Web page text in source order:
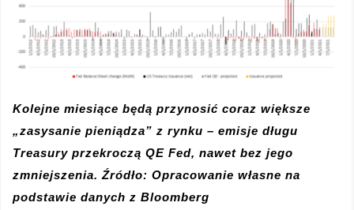
Kolejne miesiące będą przynosić coraz większe
„zasysanie pieniądza” z rynku – emisje długu
Treasury przekroczą QE Fed, nawet bez jego
zmniejszenia. Źródło: Opracowanie własne na
podstawie danych z Bloomberg